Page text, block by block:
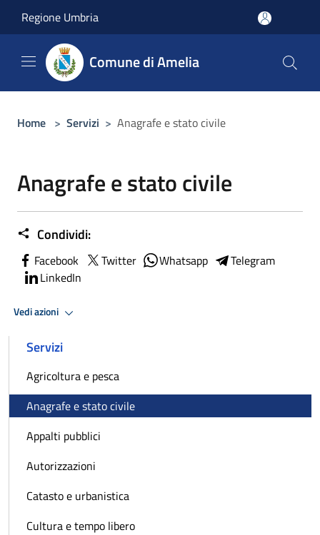
Regione Umbria
Comune di Amelia
Home > Servizi > Anagrafe e stato civile
Anagrafe e stato civile
Condividi:
Facebook Twitter Whatsapp
Telegram
LinkedIn
Vedi azioni
Servizi
Agricoltura e pesca
Anagrafe e stato civile
Appalti pubblici
Autorizzazioni
Catasto e urbanistica
Cultura e tempo libero